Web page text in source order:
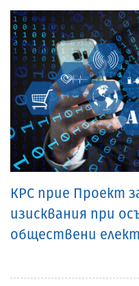
КРС прие Проект
изисквания при
обществени